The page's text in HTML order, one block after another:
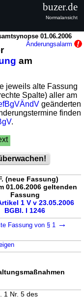
01.06.2006
Änderungsalarm
am
jeweils alte Fassung
Spalte) aller am
geänderten
finden
.
(neue Fassung)
01.06.2006 geltenden
Fassung
1 V v 23.05.2006
BGBl. I 1246
Fassung von § 1 →
1 Nr. 5 des
buzer.de
Normalansicht